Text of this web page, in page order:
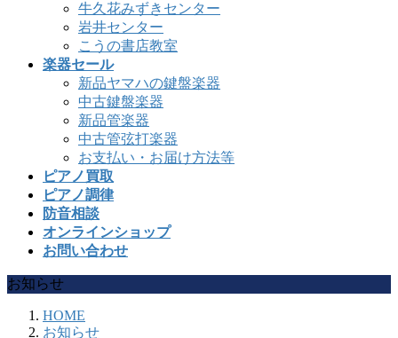
牛久花みずきセンター
岩井センター
こうの書店教室
楽器セール
新品ヤマハの鍵盤楽器
中古鍵盤楽器
新品管楽器
中古管弦打楽器
お支払い・お届け方法等
ピアノ買取
ピアノ調律
防音相談
オンラインショップ
お問い合わせ
お知らせ
HOME
お知らせ